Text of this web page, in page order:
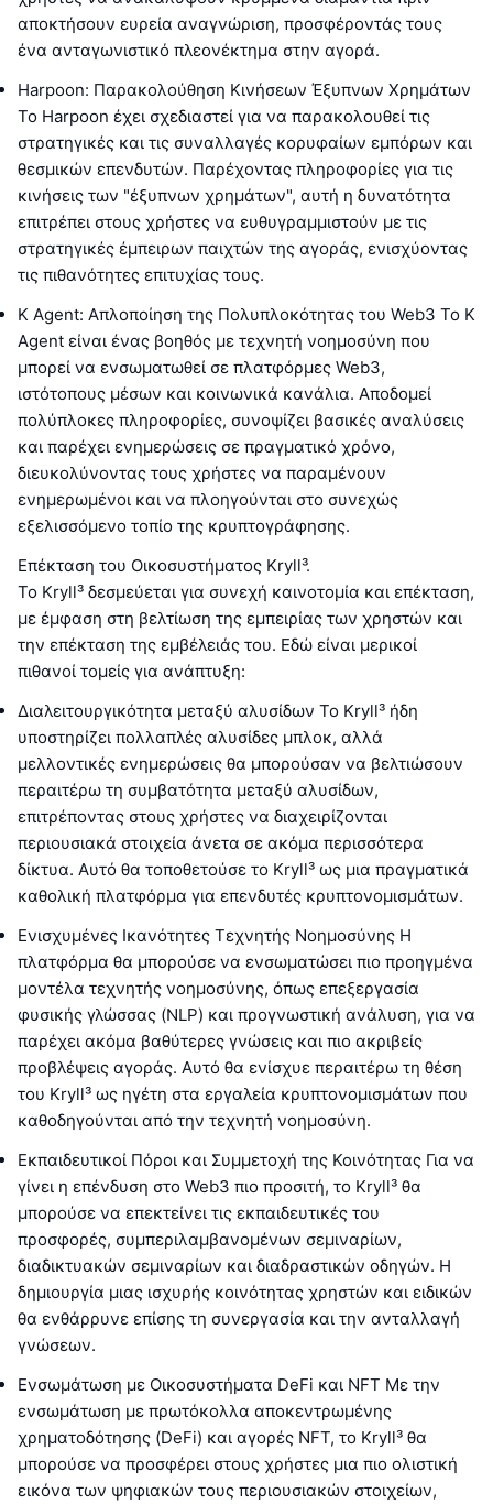
αποκτήσουν ευρεία αναγνώριση, προσφέροντάς τους
ένα ανταγωνιστικό πλεονέκτημα στην αγορά.
Harpoon: Παρακολούθηση Κινήσεων Έξυπνων Χρημάτων
Το Harpoon έχει σχεδιαστεί για να παρακολουθεί τις
στρατηγικές και τις συναλλαγές κορυφαίων εμπόρων και
θεσμικών επενδυτών. Παρέχοντας πληροφορίες για τις
κινήσεις των "έξυπνων χρημάτων", αυτή η δυνατότητα
επιτρέπει στους χρήστες να ευθυγραμμιστούν με τις
στρατηγικές έμπειρων παιχτών της αγοράς, ενισχύοντας
τις πιθανότητες επιτυχίας τους.
K Agent: Απλοποίηση της Πολυπλοκότητας του Web3 Το K
Agent είναι ένας βοηθός με τεχνητή νοημοσύνη που
μπορεί να ενσωματωθεί σε πλατφόρμες Web3,
ιστότοπους μέσων και κοινωνικά κανάλια. Αποδομεί
πολύπλοκες πληροφορίες, συνοψίζει βασικές αναλύσεις
και παρέχει ενημερώσεις σε πραγματικό χρόνο,
διευκολύνοντας τους χρήστες να παραμένουν
ενημερωμένοι και να πλοηγούνται στο συνεχώς
εξελισσόμενο τοπίο της κρυπτογράφησης.
Επέκταση του Οικοσυστήματος Kryll³.
Το Kryll³ δεσμεύεται για συνεχή καινοτομία και επέκταση,
με έμφαση στη βελτίωση της εμπειρίας των χρηστών και
την επέκταση της εμβέλειάς του. Εδώ είναι μερικοί
πιθανοί τομείς για ανάπτυξη:
Διαλειτουργικότητα μεταξύ αλυσίδων Το Kryll³ ήδη
υποστηρίζει πολλαπλές αλυσίδες μπλοκ, αλλά
μελλοντικές ενημερώσεις θα μπορούσαν να βελτιώσουν
περαιτέρω τη συμβατότητα μεταξύ αλυσίδων,
επιτρέποντας στους χρήστες να διαχειρίζονται
περιουσιακά στοιχεία άνετα σε ακόμα περισσότερα
δίκτυα. Αυτό θα τοποθετούσε το Kryll³ ως μια πραγματικά
καθολική πλατφόρμα για επενδυτές κρυπτονομισμάτων.
Ενισχυμένες Ικανότητες Τεχνητής Νοημοσύνης Η
πλατφόρμα θα μπορούσε να ενσωματώσει πιο προηγμένα
μοντέλα τεχνητής νοημοσύνης, όπως επεξεργασία
φυσικής γλώσσας (NLP) και προγνωστική ανάλυση, για να
παρέχει ακόμα βαθύτερες γνώσεις και πιο ακριβείς
προβλέψεις αγοράς. Αυτό θα ενίσχυε περαιτέρω τη θέση
του Kryll³ ως ηγέτη στα εργαλεία κρυπτονομισμάτων που
καθοδηγούνται από την τεχνητή νοημοσύνη.
Εκπαιδευτικοί Πόροι και Συμμετοχή της Κοινότητας Για να
γίνει η επένδυση στο Web3 πιο προσιτή, το Kryll³ θα
μπορούσε να επεκτείνει τις εκπαιδευτικές του
προσφορές, συμπεριλαμβανομένων σεμιναρίων,
διαδικτυακών σεμιναρίων και διαδραστικών οδηγών. Η
δημιουργία μιας ισχυρής κοινότητας χρηστών και ειδικών
θα ενθάρρυνε επίσης τη συνεργασία και την ανταλλαγή
γνώσεων.
Ενσωμάτωση με Οικοσυστήματα DeFi και NFT Με την
ενσωμάτωση με πρωτόκολλα αποκεντρωμένης
χρηματοδότησης (DeFi) και αγορές NFT, το Kryll³ θα
μπορούσε να προσφέρει στους χρήστες μια πιο ολιστική
εικόνα των ψηφιακών τους περιουσιακών στοιχείων,